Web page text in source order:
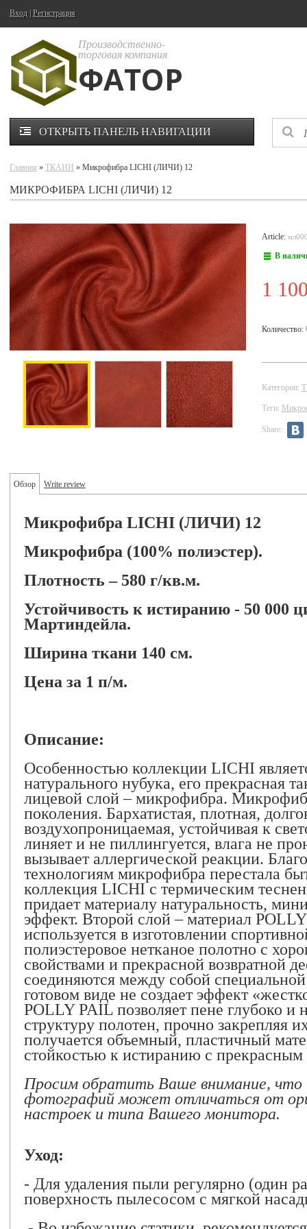
Вход Регистрация
Производственно-
торговая компания
ФАТОР
ОТКРЫТЬ ПАНЕЛЬ НАВИГАЦИИ
Главная » ТКАНИ » Микрофибра LICHI (ЛИЧИ) 12
МИКРОФИБРА LICHI (ЛИЧИ) 12
Article:
В
1
Количество:
Категории:
Теги:
Share:
Обзор Write review
Микрофибра LICHI (ЛИЧИ) 12
Микрофибра (100% полиэстер).
Плотность – 580 г/кв.м.
Устойчивость к истиранию - 50 000
Мартиндейла.
Ширина ткани 140 см.
Цена за 1 п/м.
Описание:
Особенностью коллекции LICHI
натурального нубука, его прекрасная
лицевой слой – микрофибра.
поколения. Бархатистая, плотная,
воздухопроницаемая, устойчивая к
линяет и не пиллингуется, влага не
вызывает аллергической реакции.
технологиям микрофибра перестала
коллекция LICHI с термическим
придает материалу натуральность,
эффект. Второй слой – материал
используется в изготовлении
полиэстеровое нетканое полотно с
свойствами и прекрасной возвратной
соединяются между собой
готовом виде не создает эффект
POLLY PAIL позволяет пене глубоко и
структуру полотен, прочно закрепляя
получается объемный, пластичный
стойкостью к истиранию с
Просим обратить Ваше внимание, что
фотографий может отличаться от
настроек и типа Вашего монитора.
Уход:
- Для удаления пыли регулярно (один
поверхность пылесосом с мягкой